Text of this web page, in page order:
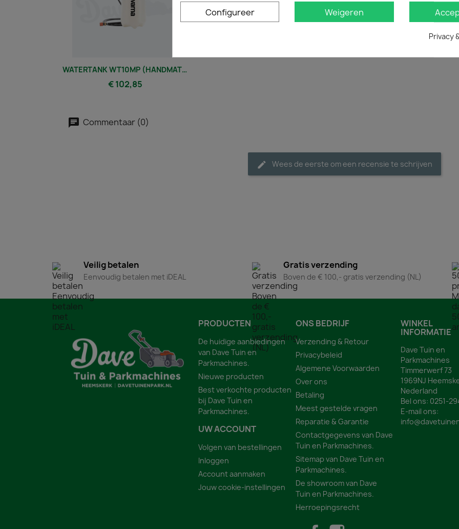
WATERTANK WT10MP (HANDMATIG)
€ 102,85
Commentaar (0)
Wees de eerste om een recensie te schrijven
Veilig betalen
Eenvoudig betalen met iDEAL
Gratis verzending
Boven de € 100,- gratis verzending (NL)
PRODUCTEN
De huidige aanbiedingen
van Dave Tuin en
Parkmachines.
Nieuwe producten
Best verkochte producten
bij Dave Tuin en
Parkmachines.
UW ACCOUNT
Volgen van bestellingen
Inloggen
Account aanmaken
Jouw cookie-instellingen
ONS BEDRIJF
Verzending & Retour
Privacybeleid
Algemene Voorwaarden
Over ons
Betaling
Meest gestelde vragen
Reparatie & Garantie
Contactgegevens van Dave
Tuin en Parkmachines.
Sitemap van Dave Tuin en
Parkmachines.
De showroom van Dave
Tuin en Parkmachines.
Herroepingsrecht
Facebook
WINKEL
INFORMATIE
Dave Tuin en
Parkmachines
Timmerwerf 73
1969NJ
Nederland
Bel ons: 0251-
E-mail ons:
Configureer Weigeren
Privacy